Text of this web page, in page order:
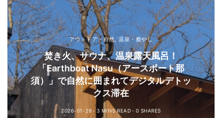
アウトドア・自然,温泉・癒やし
焚き火、サウナ、温泉露天風呂！
「Earthboat Nasu（アースボート那
須）」で自然に囲まれてデジタルデトッ
クス滞在
2026-01-29 3 MINS READ 0 SHARES